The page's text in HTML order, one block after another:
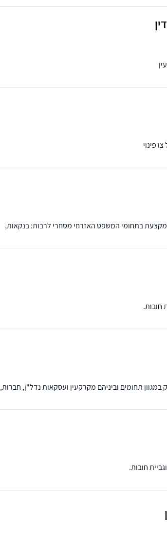
פינוי
בתחומי המשפט האזרחי מסחרי לרבות: בנקאות,
חובות.
תחומים וביניהם מקרקעין ועסקאות נדל"ן, חברות,
חובות.